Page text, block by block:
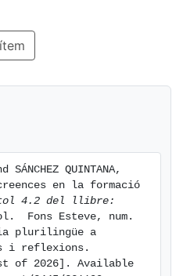
QUINTANA,
en la formació
4.2 del llibre:
Fons Esteve, num.
plurilingüe a
i reflexions.
of 2026]. Available